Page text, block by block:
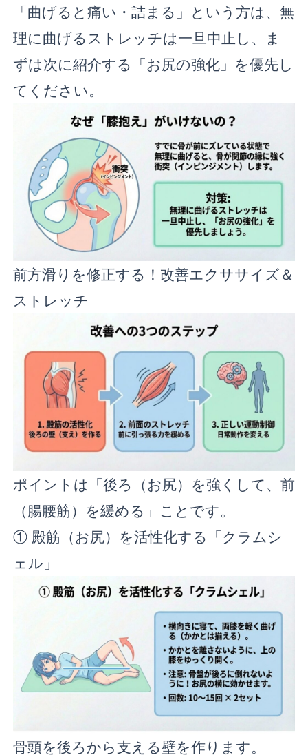
「曲げると痛い・詰まる」という方は、無
理に曲げるストレッチは一旦中止し、ま
ずは次に紹介する「お尻の強化」を優先し
てください。
前方滑りを修正する！改善エクササイズ＆
ストレッチ
ポイントは「後ろ（お尻）を強くして、前
（腸腰筋）を緩める」ことです。
① 殿筋（お尻）を活性化する「クラムシ
ェル」
骨頭を後ろから支える壁を作ります。